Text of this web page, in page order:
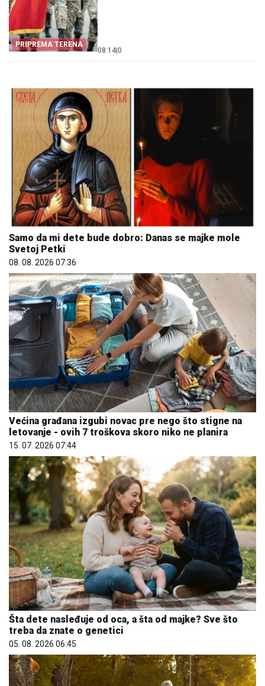
PRIPREMA TERENA
08:14 0
Samo da mi dete bude dobro: Danas se majke mole
Svetoj Petki
08. 08. 2026 07:36
Većina građana izgubi novac pre nego što stigne na
letovanje - ovih 7 troškova skoro niko ne planira
15. 07. 2026 07:44
Šta dete nasleđuje od oca, a šta od majke? Sve što
treba da znate o genetici
05. 08. 2026 06:45